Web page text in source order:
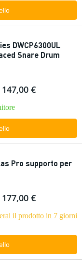
DWCP6300UL
Snare Drum
147,00 €
Pro supporto per
177,00 €
il prodotto in 7 giorni